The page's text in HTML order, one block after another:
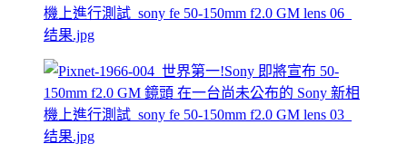
機上進行測試_sony fe 50-150mm f2.0 GM lens 06_
结果.jpg